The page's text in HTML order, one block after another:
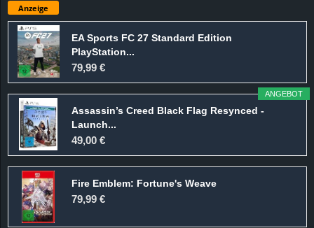
Anzeige
EA Sports FC 27 Standard Edition
PlayStation...
79,99 €
ANGEBOT
Assassin’s Creed Black Flag Resynced -
Launch...
49,00 €
Fire Emblem: Fortune's Weave
79,99 €